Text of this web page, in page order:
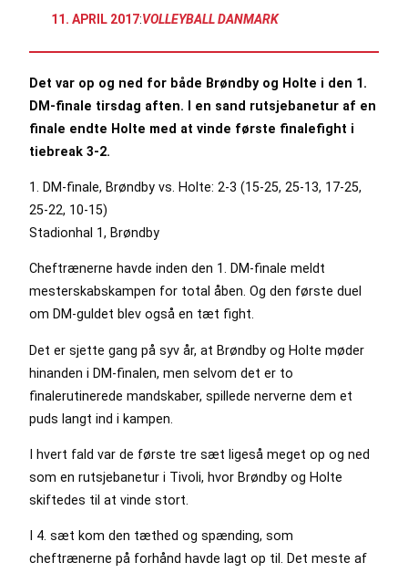
11. APRIL 2017:VOLLEYBALL DANMARK
Det var op og ned for både Brøndby og Holte i den 1.
DM-finale tirsdag aften. I en sand rutsjebanetur af en
finale endte Holte med at vinde første finalefight i
tiebreak 3-2.
1. DM-finale, Brøndby vs. Holte: 2-3 (15-25, 25-13, 17-25,
25-22, 10-15)
Stadionhal 1, Brøndby
Cheftrænerne havde inden den 1. DM-finale meldt
mesterskabskampen for total åben. Og den første duel
om DM-guldet blev også en tæt fight.
Det er sjette gang på syv år, at Brøndby og Holte møder
hinanden i DM-finalen, men selvom det er to
finalerutinerede mandskaber, spillede nerverne dem et
puds langt ind i kampen.
I hvert fald var de første tre sæt ligeså meget op og ned
som en rutsjebanetur i Tivoli, hvor Brøndby og Holte
skiftedes til at vinde stort.
I 4. sæt kom den tæthed og spænding, som
cheftrænerne på forhånd havde lagt op til. Det meste af